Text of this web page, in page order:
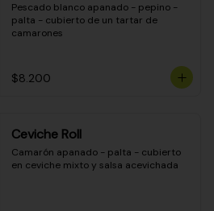
Pescado blanco apanado - pepino -
palta - cubierto de un tartar de
camarones
$8.200
Ceviche Roll
Camarón apanado - palta - cubierto
en ceviche mixto y salsa acevichada